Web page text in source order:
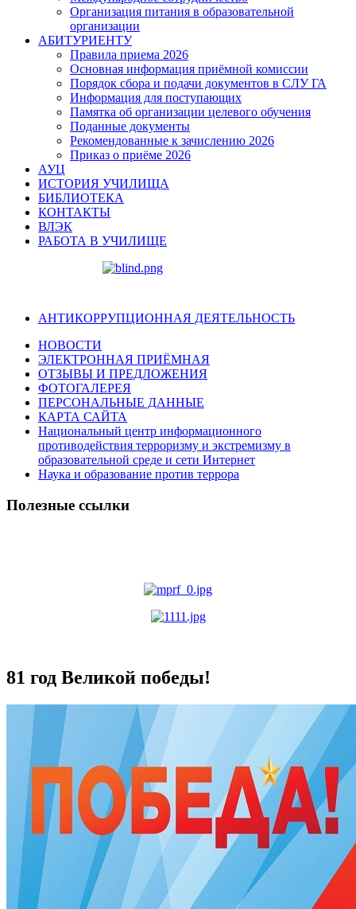
Организация питания в образовательной
организации
АБИТУРИЕНТУ
Правила приема 2026
Основная информация приёмной комиссии
Порядок сбора и подачи документов в СЛУ ГА
Информация для поступающих
Памятка об организации целевого обучения
Поданные документы
Рекомендованные к зачислению 2026
Приказ о приёме 2026
АУЦ
ИСТОРИЯ УЧИЛИЩА
БИБЛИОТЕКА
КОНТАКТЫ
ВЛЭК
РАБОТА В УЧИЛИЩЕ
АНТИКОРРУПЦИОННАЯ ДЕЯТЕЛЬНОСТЬ
НОВОСТИ
ЭЛЕКТРОННАЯ ПРИЁМНАЯ
ОТЗЫВЫ И ПРЕДЛОЖЕНИЯ
ФОТОГАЛЕРЕЯ
ПЕРСОНАЛЬНЫЕ ДАННЫЕ
КАРТА САЙТА
Национальный центр информационного
противодействия терроризму и экстремизму в
образовательной среде и сети Интернет
Наука и образование против террора
Полезные ссылки
81 год Великой победы!